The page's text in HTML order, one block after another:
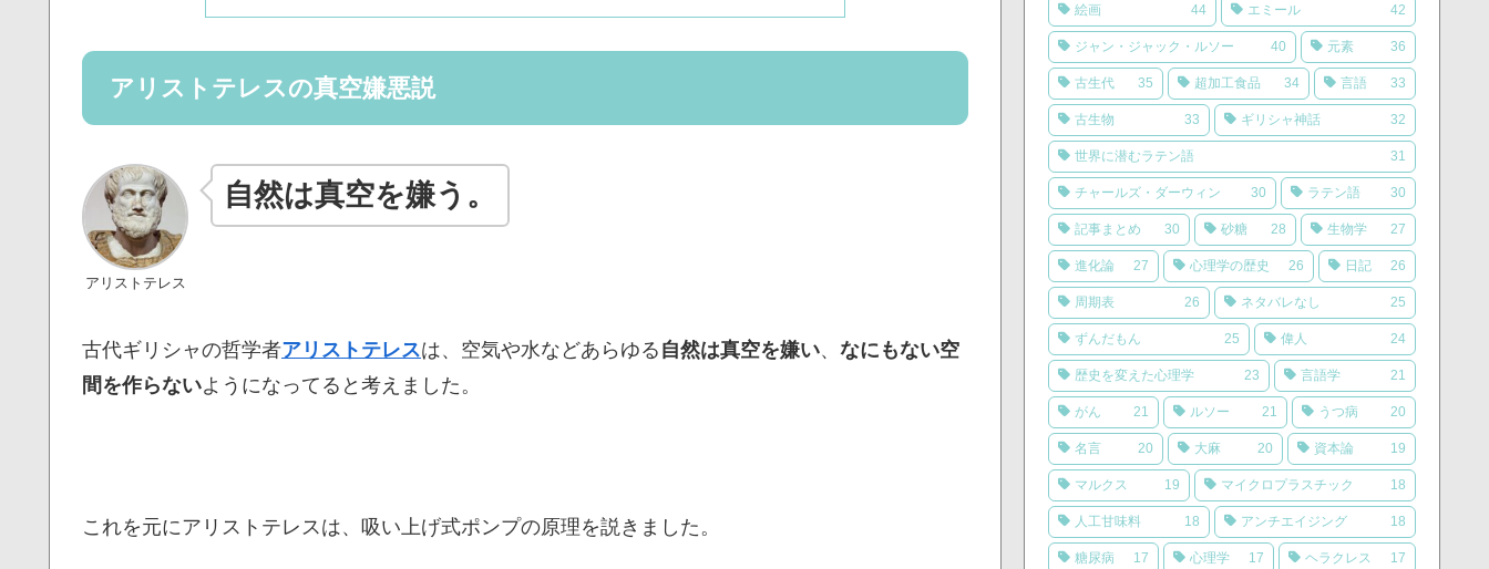
アリストテレスの真空嫌悪説
アリストテレス
自然は真空を嫌う。
古代ギリシャの哲学者アリストテレスは、空気や水などあらゆる 自然は真空を嫌い、 なにもない空
間を作らないようになってると考えました。
これを元にアリストテレスは、吸い上げ式ポンプの原理を説きました。
絵画 44 エミール 42
ジャン・ジャック・ルソー 40 元素 36
古生代 35 超加工食品 34 言語 33
古生物 33 ギリシャ神話 32
世界に潜むラテン語 31
チャールズ・ダーウィン 30 ラテン語 30
記事まとめ 30 砂糖 28 生物学 27
進化論 27 心理学の歴史 26 日記 26
周期表 26 ネタバレなし 25
ずんだもん 25 偉人 24
歴史を変えた心理学 23 言語学 21
がん 21 ルソー 21 うつ病 20
名言 20 大麻 20 資本論 19
マルクス 19 マイクロプラスチック 18
人工甘味料 18 アンチエイジング 18
糖尿病 17 心理学 17 ヘラクレス 17